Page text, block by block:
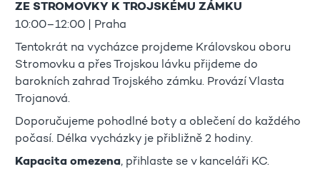
ZE STROMOVKY K TROJSKÉMU ZÁMKU
10:00–12:00 | Praha
Tentokrát na vycházce projdeme Královskou oboru
Stromovku a přes Trojskou lávku přijdeme do
barokních zahrad Trojského zámku. Provází Vlasta
Trojanová.
Doporučujeme pohodlné boty a oblečení do každého
počasí. Délka vycházky je přibližně 2 hodiny.
Kapacita omezena, přihlaste se v kanceláři KC.